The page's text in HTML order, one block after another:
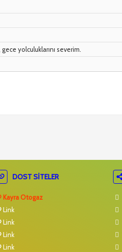
yolculuklarını severim.
DOST SITELER
Kayra Otogaz
Link
Link
Link
Link